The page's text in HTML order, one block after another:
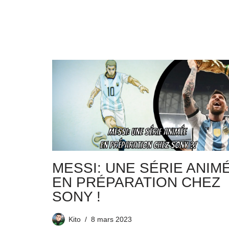
MESSI: UNE SÉRIE
EN PRÉPARATION CHEZ
SONY !
Kito 8 mars 2023